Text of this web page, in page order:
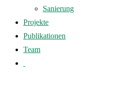
Sanierung
Projekte
Publikationen
Team